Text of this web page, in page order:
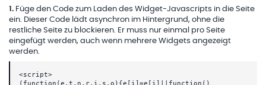
1 . Füge den Code zum Laden des Widget-Javascripts in die Seite
ein. Dieser Code lädt asynchron im Hintergrund, ohne die
restliche Seite zu blockieren. Er muss nur einmal pro Seite
eingefügt werden, auch wenn mehrere Widgets angezeigt
werden.
<script>